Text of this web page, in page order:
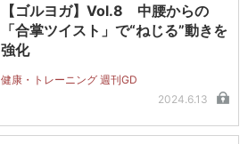
【ゴルヨガ】Vol.8 中腰からの
「合掌ツイスト」で“ねじる”動きを
強化
健康・トレーニング 週刊GD
2024.6.13